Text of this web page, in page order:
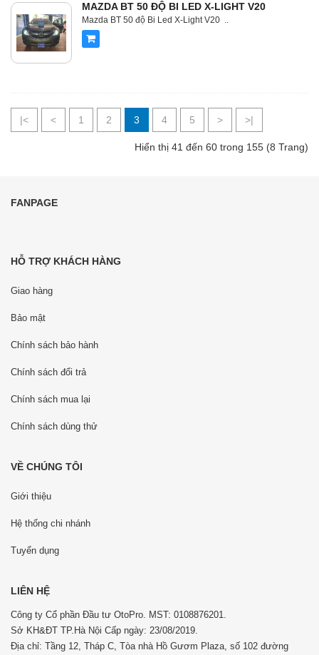
MAZDA BT 50 ĐỘ BI LED X-LIGHT V20
Mazda BT 50 độ Bi Led X-Light V20 ..
|< < 1 2 3 4 5 > >|
Hiển thị 41 đến 60 trong 155 (8 Trang)
FANPAGE
HỖ TRỢ KHÁCH HÀNG
Giao hàng
Bảo mật
Chính sách bảo hành
Chính sách đổi trả
Chính sách mua lại
Chính sách dùng thử
VỀ CHÚNG TÔI
Giới thiệu
Hệ thống chi nhánh
Tuyển dụng
LIÊN HỆ
Công ty Cổ phần Đầu tư OtoPro. MST: 0108876201.
Sở KH&ĐT TP.Hà Nội Cấp ngày: 23/08/2019.
Địa chỉ: Tầng 12, Tháp C, Tòa nhà Hồ Gươm Plaza, số 102 đường